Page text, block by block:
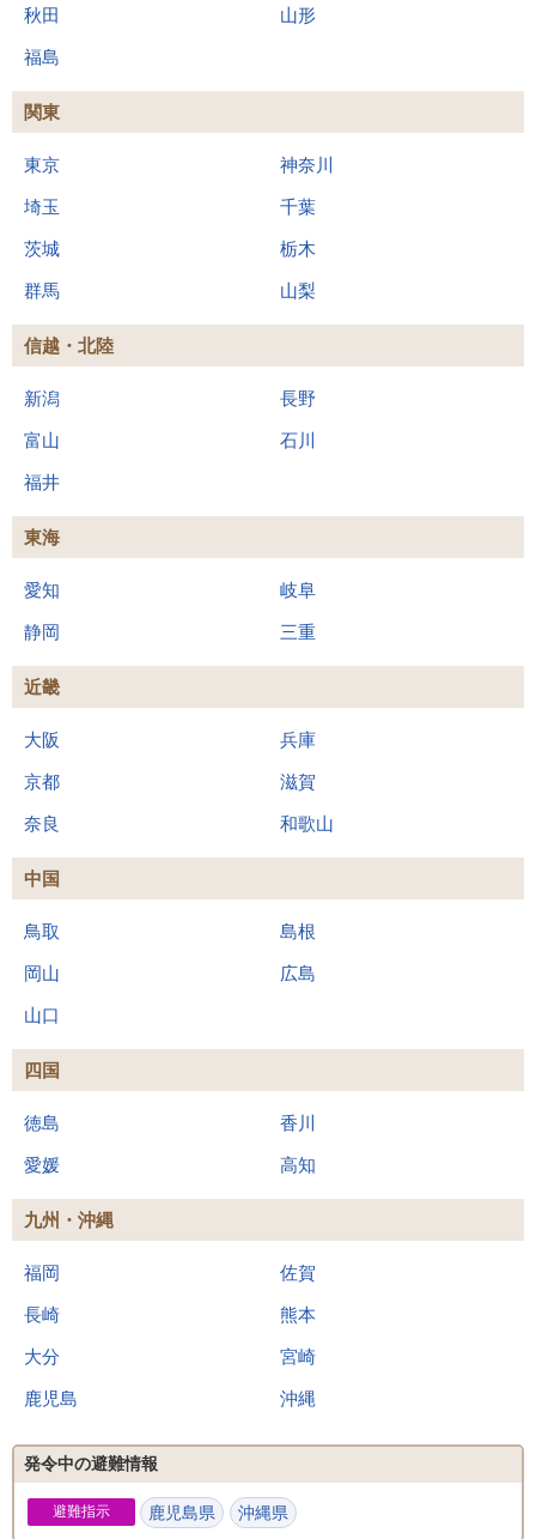
秋田 山形
福島
関東
東京 神奈川
埼玉 千葉
茨城 栃木
群馬 山梨
信越・北陸
新潟 長野
富山 石川
福井
東海
愛知 岐阜
静岡 三重
近畿
大阪 兵庫
京都 滋賀
奈良 和歌山
中国
鳥取 島根
岡山 広島
山口
四国
徳島 香川
愛媛 高知
九州・沖縄
福岡 佐賀
長崎 熊本
大分 宮崎
鹿児島 沖縄
発令中の避難情報
避難指示 鹿児島県 沖縄県